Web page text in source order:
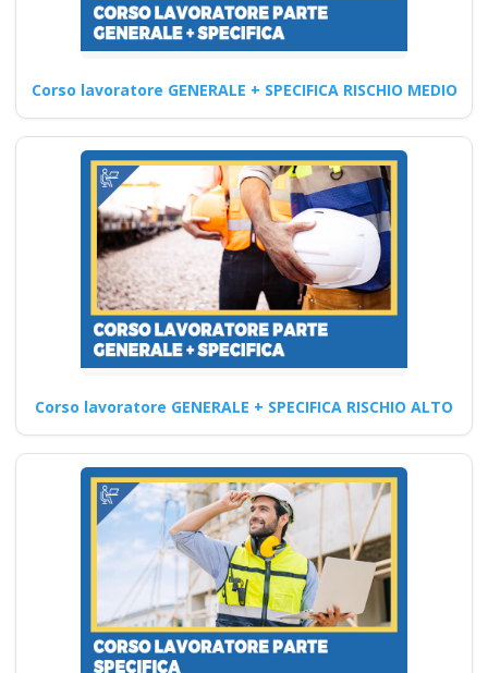
Continua
Analisi approfondita
dell'attestato datore
rischio specifico
integrazione alto in
base all'accordo
recente tra Stato e
Regioni
Come garantire un ambiente
Sicurezza Quali sono…
Continua
Sicurezza sul lavoro
e Sicurezza Online:
Prevenzione e
Corso lavoratore GENERALE + SPECIFICA RISCHIO MEDIO
Corso lavoratore GENERALE + SPECIFICA RISCHIO ALTO